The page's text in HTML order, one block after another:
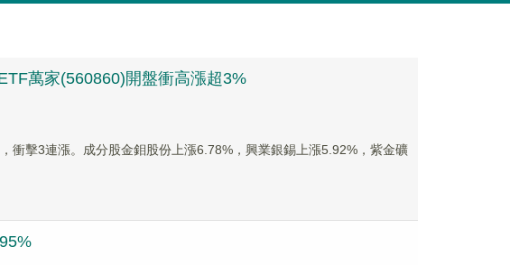
萬家(560860)開盤衝高漲超3%
擊3連漲。成分股金鉬股份上漲6.78%，興業銀錫上漲5.92%，紫金礦